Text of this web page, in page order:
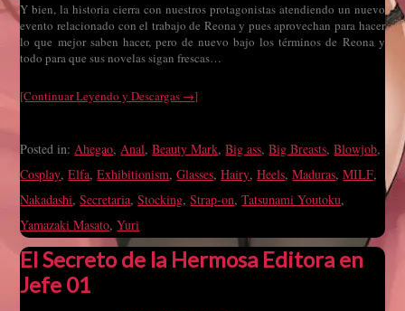
Y bien, la historia cierra con nuestros protagonistas atendiendo un nuevo
evento relacionado con el trabajo de Reona y pues aprovechan para hacer
lo que mejor saben hacer, pero de nuevo bajo los términos de Reona y
todo para que sus novelas sigan frescas…
[Continuar Leyendo y Descargas →]
Posted in:Ahegao,Anal,Beauty Mark,Big ass,Big Breasts,Blowjob,
Cosplay,Elfa,Exhibitionism,Glasses,Hairy,Heels,Maduras,MILF,
Nakadashi,Secretaria,Stocking,Strap-on,Tatsunami Youtoku,
Yamazaki Masato,Yuri
El Secreto de la Hermosa Editora en
Jefe 01